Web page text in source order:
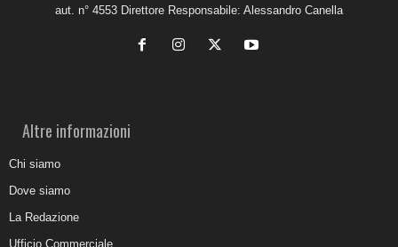
aut. n° 4553 Direttore Responsabile: Alessandro Canella
Altre informazioni
Chi siamo
Dove siamo
La Redazione
Ufficio Commerciale